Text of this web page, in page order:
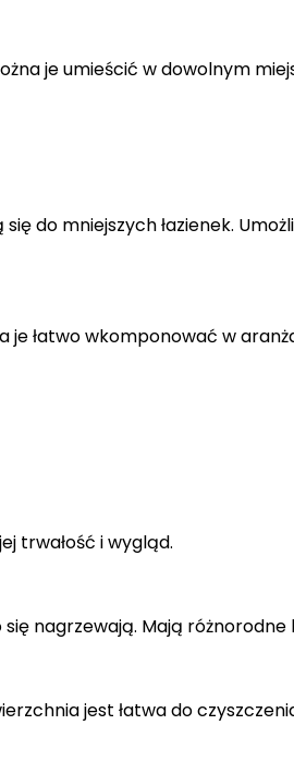
je umieścić w dowolnym
do mniejszych łazienek.
łatwo wkomponować w
trwałość i wygląd.
nagrzewają. Mają różnorodne
jest łatwa do